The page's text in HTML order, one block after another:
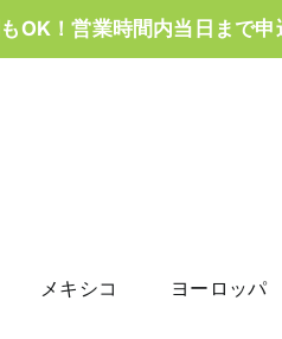
OK！営業時間内当日まで申
メキシコ ヨーロッパ